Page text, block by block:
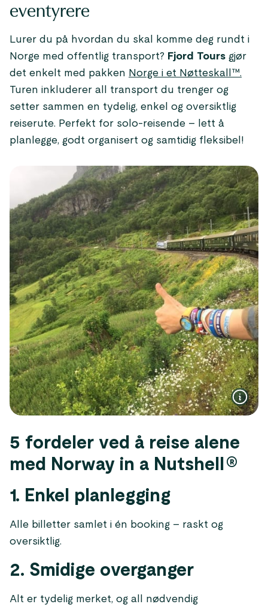
eventyrere
Lurer du på hvordan du skal komme deg rundt i
Norge med offentlig transport? Fjord Tours gjør
det enkelt med pakken Norge i et Nøtteskall™.
Turen inkluderer all transport du trenger og
setter sammen en tydelig, enkel og oversiktlig
reiserute. Perfekt for solo-reisende – lett å
planlegge, godt organisert og samtidig fleksibel!
5 fordeler ved å reise alene
med Norway in a Nutshell®
1. Enkel planlegging
Alle billetter samlet i én booking – raskt og
oversiktlig.
2. Smidige overganger
Alt er tydelig merket, og all nødvendig